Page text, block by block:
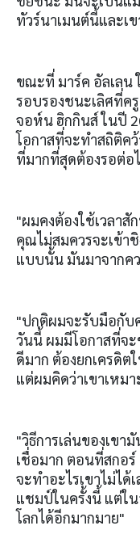
ทัวร์นาเมนต์นี้และเ
ขณะที่ มาร์ค อัลเลน
รอบรองชนะเลิศที่ค
จอห์น ฮิกกินส์ ในปี
โอกาสที่จะทำสถิติค
ที่มากที่สุดต้องรอต่อ
"ผมคงต้องใช้เวลา
คุณไม่สมควรจะเข้า
แบบนั้น มันมาจากค
"ปกติผมจะรับมือกับ
วันนี้ ผมมีโอกาสที่จะ
ดีมาก ต้องยกเครดิต
แต่ผมคิดว่าเขาเหม
"วิธีการเล่นของเขา
เชื่อมาก ตอนที่สกอ
จะทำอะไรเขาไม่ได้
แชมป์ในครั้งนี้ แต่ใ
โลกได้อีกมากมาย"